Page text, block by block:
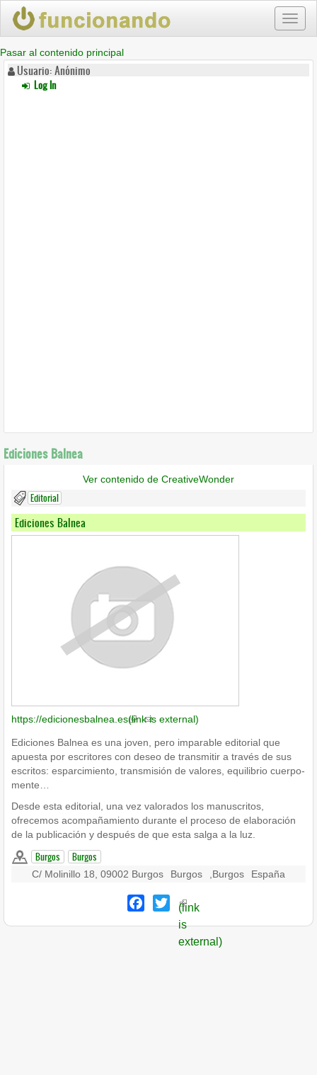
Pasar al contenido principal
Usuario: Anónimo
Log In
Ediciones Balnea
Ver contenido de CreativeWonder
Editorial
Ediciones Balnea
https://edicionesbalnea.es(link is external)
Ediciones Balnea es una joven, pero imparable editorial que
apuesta por escritores con deseo de transmitir a través de sus
escritos: esparcimiento, transmisión de valores, equilibrio cuerpo-
mente…
Desde esta editorial, una vez valorados los manuscritos,
ofrecemos acompañamiento durante el proceso de elaboración
de la publicación y después de que esta salga a la luz.
Burgos Burgos
C/ Molinillo 18, 09002 Burgos Burgos Burgos España
Facebook
Twitter
(link
is
external)